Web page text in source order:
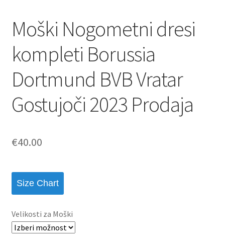
Moški Nogometni dresi
kompleti Borussia
Dortmund BVB Vratar
Gostujoči 2023 Prodaja
€40.00
Size Chart
Velikosti za Moški